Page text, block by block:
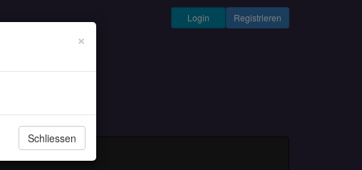
Registrieren
Login
×
Schliessen